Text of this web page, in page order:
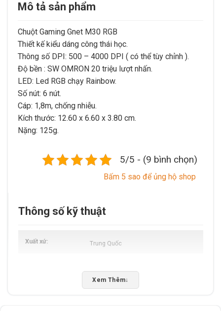
Mô tả sản phẩm
Chuột Gaming Gnet M30 RGB
Thiết kế kiểu dáng công thái học.
Thông số DPI: 500 – 4000 DPI ( có thể tùy chỉnh ).
Độ bền : SW OMRON 20 triệu lượt nhấn.
LED: Led RGB chạy Rainbow.
Số nút: 6 nút.
Cáp: 1,8m, chống nhiễu.
Kích thước: 12.60 x 6.60 x 3.80 cm.
Nặng: 125g.
5/5 - (9 bình chọn)
Bấm 5 sao để ủng hộ shop
Thông số kỹ thuật
Xuất xứ Trung Quốc
Xem Thêm↓